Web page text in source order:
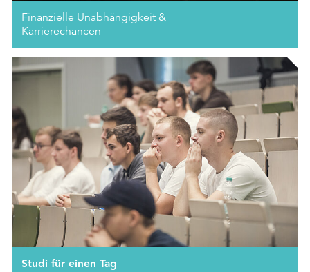
Finanzielle Unabhängigkeit &
Karrierechancen
Studi für einen Tag